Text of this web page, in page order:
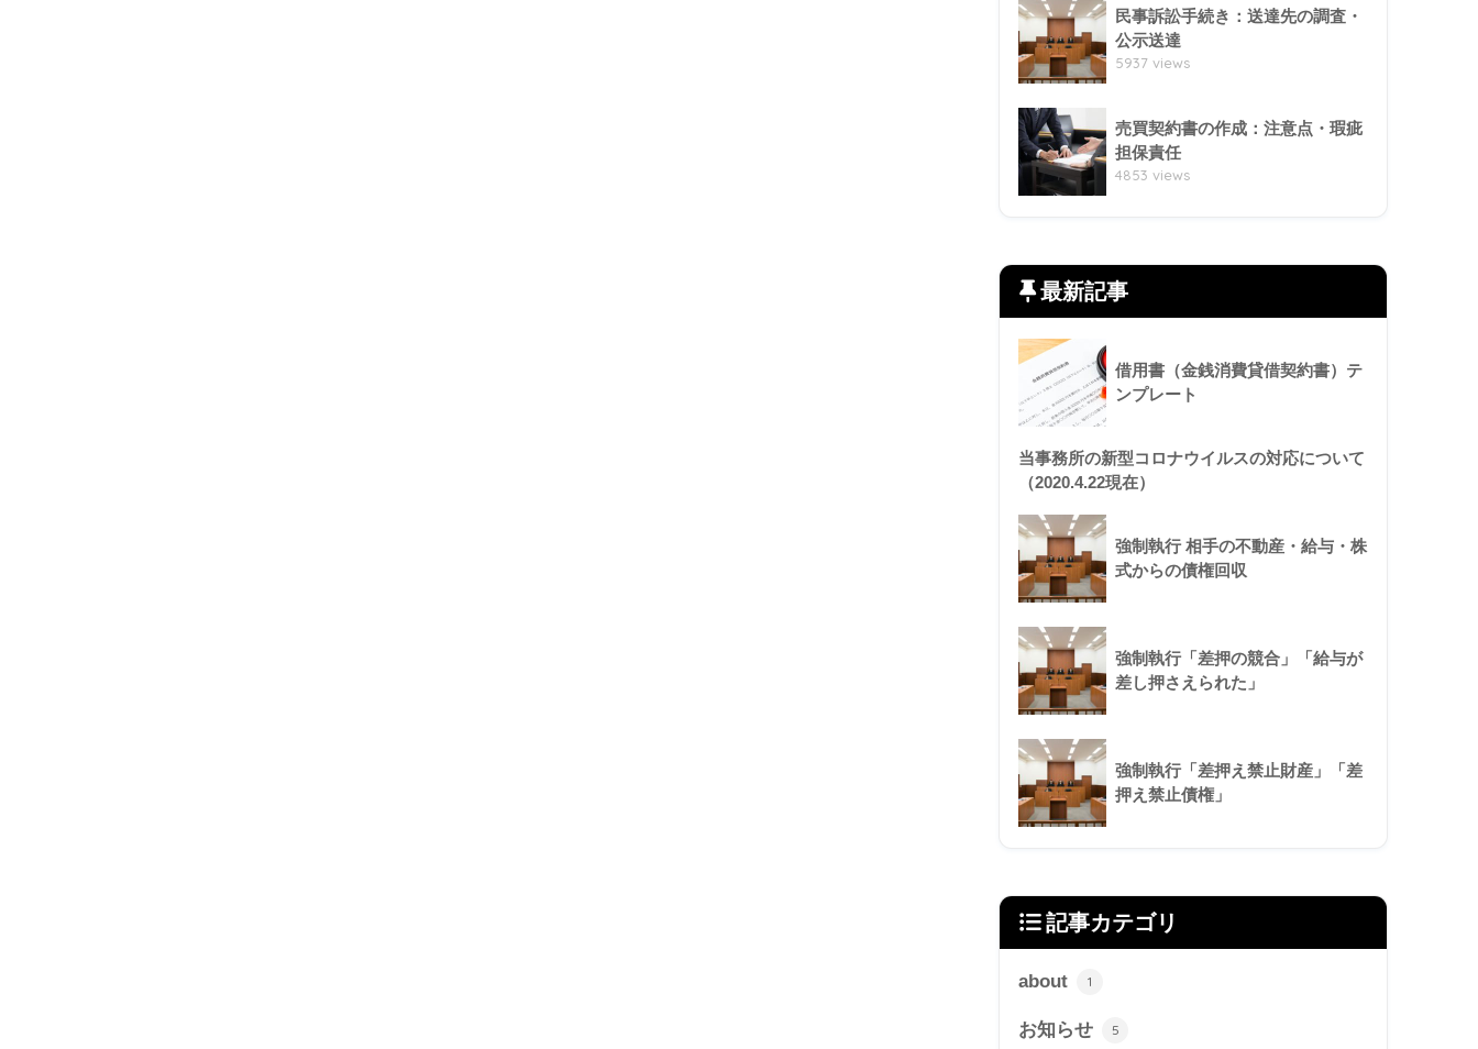
民事訴訟手続き：送達先の調査・
公示送達
5937 views
売買契約書の作成：注意点・瑕疵
担保責任
4853 views
最新記事
借用書（金銭消費貸借契約書）テ
ンプレート
当事務所の新型コロナウイルスの対応について
（2020.4.22現在）
強制執行 相手の不動産・給与・株
式からの債権回収
強制執行「差押の競合」「給与が
差し押さえられた」
強制執行「差押え禁止財産」「差
押え禁止債権」
記事カテゴリ
about 1
お知らせ 5